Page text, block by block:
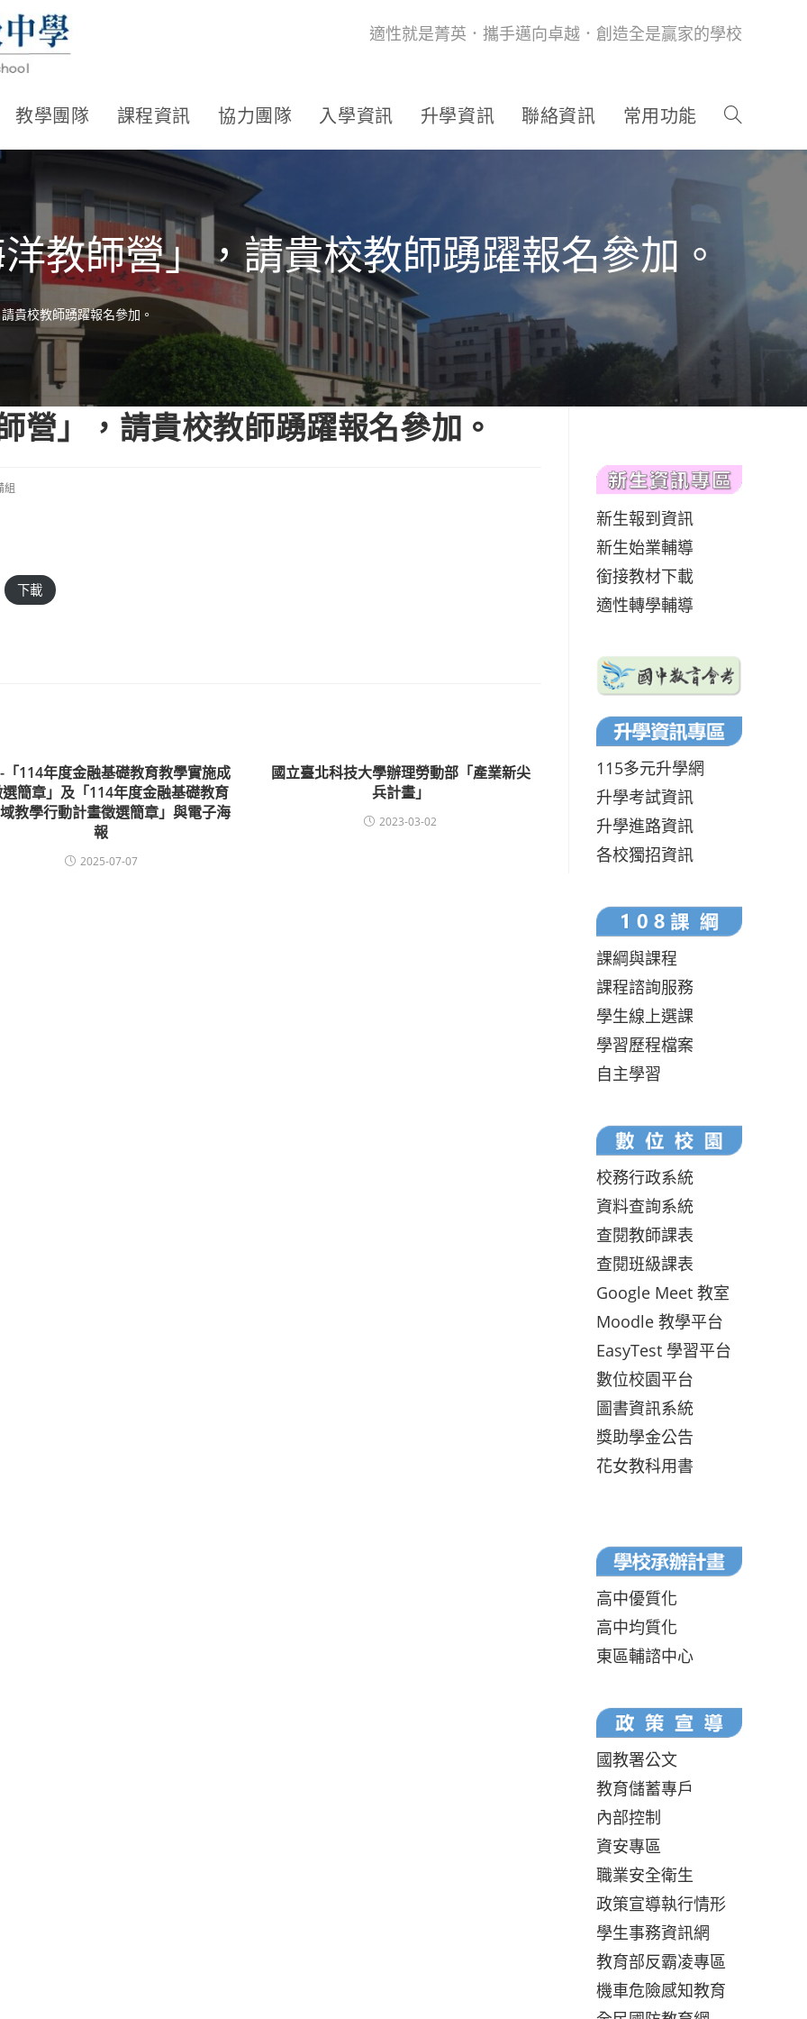
適性就是菁英．攜手邁向卓越．創造全是贏家的學校
教學團隊 課程資訊 協力團隊 入學資訊 升學資訊 聯絡資訊 常用功能
教師營」，請貴校教師踴躍報名參加。
貴校教師踴躍報名參加。
營」，請貴校教師踴躍報名參加。
組
下載
「114年度金融基礎教育教學實施成
簡章」及「114年度金融基礎教育
教學行動計畫徵選簡章」與電子海
報
2025-07-07
國立臺北科技大學辦理勞動部「產業新尖
兵計畫」
2023-03-02
新生報到資訊
新生始業輔導
銜接教材下載
適性轉學輔導
115多元升學網
升學考試資訊
升學進路資訊
各校獨招資訊
課綱與課程
課程諮詢服務
學生線上選課
學習歷程檔案
自主學習
校務行政系統
資料查詢系統
查閱教師課表
查閱班級課表
Google Meet 教室
Moodle 教學平台
EasyTest 學習平台
數位校園平台
圖書資訊系統
獎助學金公告
花女教科用書
高中優質化
高中均質化
東區輔諮中心
國教署公文
教育儲蓄專戶
內部控制
資安專區
職業安全衛生
政策宣導執行情形
學生事務資訊網
教育部反霸凌專區
機車危險感知教育